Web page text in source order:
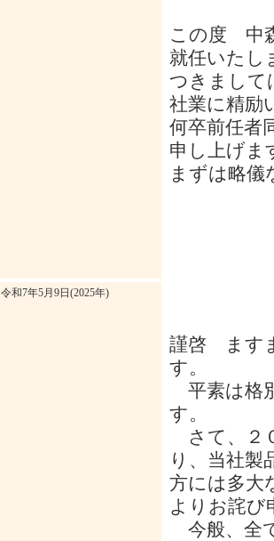
この度 中
就任いたし
つきまして
社業に精励
何卒前任者
申し上げま
まずは略儀
令和7年5月9日(2025年)
謹啓 ます
す。
平素は格
す。
さて、２
り、当社製
方には多大
よりお詫び
今般、全